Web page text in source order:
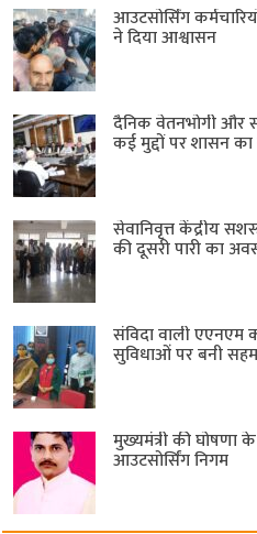
आउटसोर्सिंग
ने दिया आश्वासन
दैनिक वेतनभोगी और
कई मुद्दों पर शासन
सेवानिवृत्त केंद्रीय
की दूसरी पारी का
संविदा वाली
सुविधाओं पर बनी
मुख्यमंत्री की घोषणा
आउटसोर्सिंग निगम